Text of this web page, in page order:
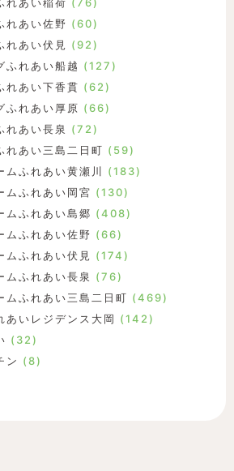
れあい佐野 (60)
れあい伏見
(92)
ふれあい船越 (127)
れあい下香貫 (62)
ふれあい厚原 (66)
れあい長泉 (72)
れあい三島二日町 (59)
ムふれあい黄瀬川
(183)
ムふれあい岡宮 (130)
ムふれあい島郷 (408)
ムふれあい佐野 (66)
ムふれあい伏見
(174)
ムふれあい長泉 (76)
ムふれあい三島二日町 (469)
あいレジデンス大岡 (142)
(32)
ン (8)